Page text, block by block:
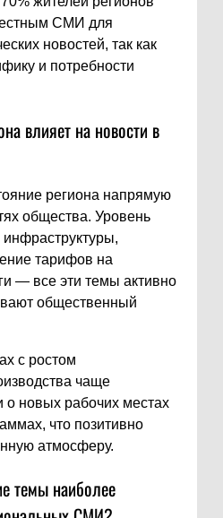
СМИ для
новостей, так как
и потребности
влияет на новости в
региона напрямую
общества. Уровень
инфраструктуры,
тарифов на
— все эти темы активно
общественный
с ростом
чаще
о новых рабочих местах
что позитивно
атмосферу.
темы наиболее